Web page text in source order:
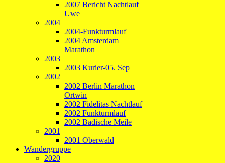
2007 Bericht Nachtlauf
Uwe
2004
2004-Funkturmlauf
2004 Amsterdam
Marathon
2003
2003 Kurier-05. Sep
2002
2002 Berlin Marathon
Ortwin
2002 Fidelitas Nachtlauf
2002 Funkturmlauf
2002 Badische Meile
2001
2001 Oberwald
Wandergruppe
2020